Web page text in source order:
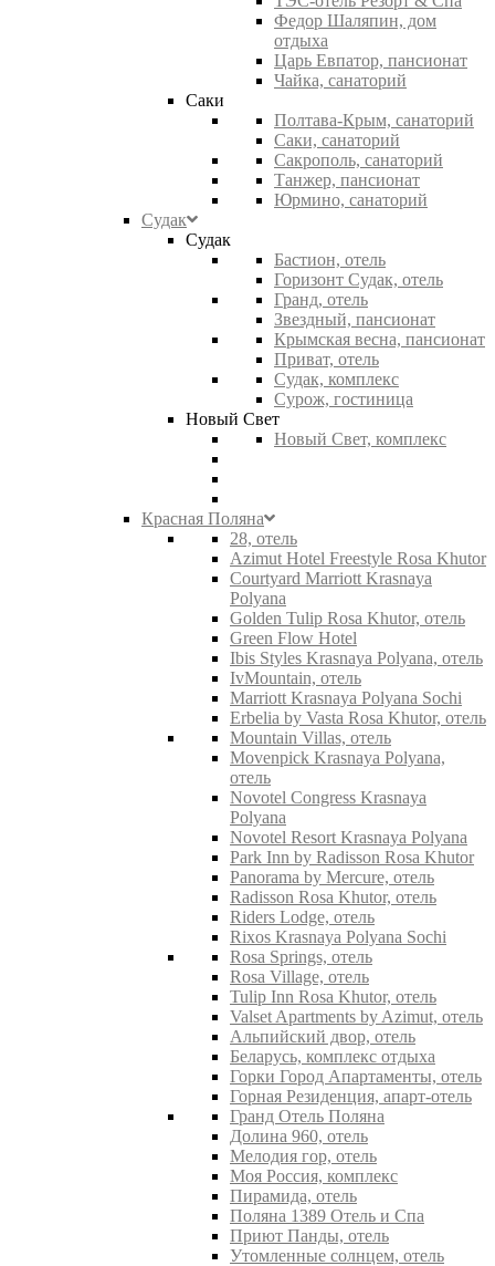
Федор Шаляпин, дом
отдыха
Царь Евпатор, пансионат
Чайка, санаторий
Саки
Полтава-Крым, санаторий
Саки, санаторий
Сакрополь, санаторий
Танжер, пансионат
Юрмино, санаторий
Судак
Судак
Бастион, отель
Горизонт Судак, отель
Гранд, отель
Звездный, пансионат
Крымская весна, пансионат
Приват, отель
Судак, комплекс
Сурож, гостиница
Новый Свет
Новый Свет, комплекс
Красная Поляна
28, отель
Azimut Hotel Freestyle Rosa Khutor
Courtyard Marriott Krasnaya
Polyana
Golden Tulip Rosa Khutor, отель
Green Flow Hotel
Ibis Styles Krasnaya Polyana, отель
IvMountain, отель
Marriott Krasnaya Polyana Sochi
Erbelia by Vasta Rosa Khutor, отель
Mountain Villas, отель
Movenpick Krasnaya Polyana,
отель
Novotel Congress Krasnaya
Polyana
Novotel Resort Krasnaya Polyana
Park Inn by Radisson Rosa Khutor
Panorama by Mercure, отель
Radisson Rosa Khutor, отель
Riders Lodge, отель
Rixos Krasnaya Polyana Sochi
Rosa Springs, отель
Rosa Village, отель
Tulip Inn Rosa Khutor, отель
Valset Apartments by Azimut, отель
Альпийский двор, отель
Беларусь, комплекс отдыха
Горки Город Апартаменты, отель
Горная Резиденция, апарт-отель
Гранд Отель Поляна
Долина 960, отель
Мелодия гор, отель
Моя Россия, комплекс
Пирамида, отель
Поляна 1389 Отель и Спа
Приют Панды, отель
Утомленные солнцем, отель